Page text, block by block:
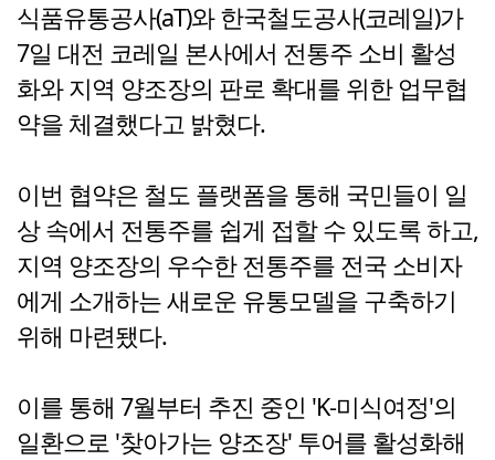
식품유통공사(aT)와 한국철도공사(코레일)가
7일 대전 코레일 본사에서 전통주 소비 활성
화와 지역 양조장의 판로 확대를 위한 업무협
약을 체결했다고 밝혔다.
이번 협약은 철도 플랫폼을 통해 국민들이 일
상 속에서 전통주를 쉽게 접할 수 있도록 하고,
지역 양조장의 우수한 전통주를 전국 소비자
에게 소개하는 새로운 유통모델을 구축하기
위해 마련됐다.
이를 통해 7월부터 추진 중인 'K-미식여정'의
일환으로 '찾아가는 양조장' 투어를 활성화해